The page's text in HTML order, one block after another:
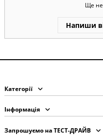
Ще
Напиши
Категорії
Інформація
Запрошуємо на ТЕСТ-ДРАЙВ